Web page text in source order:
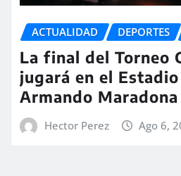
ACTUALIDAD DEPORTES
La final del Torneo
jugará en el
Armando
Hector Perez Ago 6,